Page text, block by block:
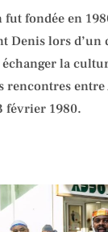
fut fondée en
Denis lors
la
rencontres
février 1980.